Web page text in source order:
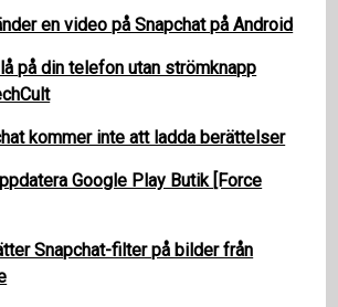
en video på Snapchat på Android
på din telefon utan strömknapp
kommer inte att ladda berättelser
Google Play Butik [Force
Snapchat-filter på bilder från